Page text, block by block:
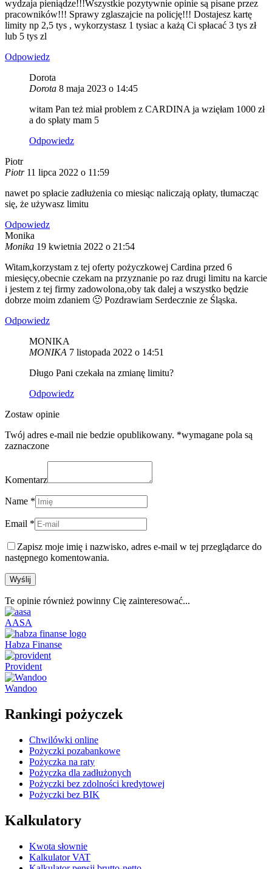
wydzaja pieniądze!!!Wszystkie pozytywnie opinie są pisane przez
pracowników!!! Sprawy zglaszajcie na policję!!! Dostajesz kartę
limity np 2,5 tys , wykorzystasz 1 tysiac a każą Ci spłacać 3 tys zł
lub 5 tys zl
Odpowiedz
Dorota
Dorota 8 maja 2023 o 14:45
witam Pan też miał problem z CARDINA ja wzięłam 1000 zł
a do spłaty mam 5
Odpowiedz
Piotr
Piotr 11 lipca 2022 o 11:59
nawet po spłacie zadłużenia co miesiąc naliczają opłaty, tłumacząc
się, że używasz limitu
Odpowiedz
Monika
Monika 19 kwietnia 2022 o 21:54
Witam,korzystam z tej oferty pożyczkowej Cardina przed 6
miesięcy,obecnie czekam na przyznanie po raz drugi limitu na karcie
i jestem z tej firmy zadowolona,oby tak dalej a wszystko będzie
dobrze moim zdaniem 🙂 Pozdrawiam Serdecznie ze Śląska.
Odpowiedz
MONIKA
MONIKA 7 listopada 2022 o 14:51
Długo Pani czekała na zmianę limitu?
Odpowiedz
Zostaw opinie
Twój adres e-mail nie bedzie opublikowany. *wymagane pola są
zaznaczone
Komentarz
Name *
Email *
Zapisz moje imię i nazwisko, adres e-mail w tej przeglądarce do
następnego komentowania.
Te opinie również powinny Cię zainteresować...
AASA
Habza Finanse
Provident
Wandoo
Rankingi pożyczek
Chwilówki online
Pożyczki pozabankowe
Pożyczka na raty
Pożyczka dla zadłużonych
Pożyczki bez zdolności kredytowej
Pożyczki bez BIK
Kalkulatory
Kwota słownie
Kalkulator VAT